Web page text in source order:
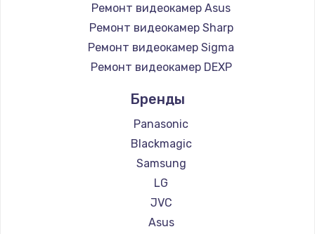
Ремонт видеокамер Asus
Ремонт видеокамер Sharp
Ремонт видеокамер Sigma
Ремонт видеокамер DEXP
Бренды
Panasonic
Blackmagic
Samsung
LG
JVC
Asus